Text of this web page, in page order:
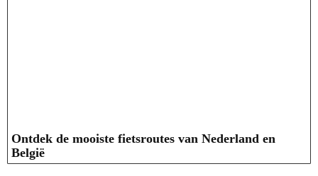
Ontdek de mooiste fietsroutes van Nederland en
België